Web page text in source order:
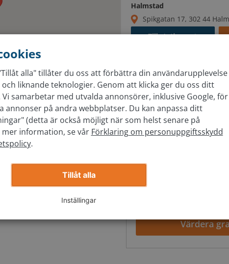
Halmstad
Spikgatan 17, 302 44
Till stationen
Gratis
Registreringsnummer
Fyll i ditt
Jag har glömt
Värdera
alla" tillåter du oss att förbättra din användarupplevelse
liknande teknologier. Genom att klicka ger du oss ditt
samarbetar med utvalda annonsörer, inklusive Google, för
annonser på andra webbplatser. Du kan anpassa ditt
(detta är också möjligt när som helst senare på
information, se vår Förklaring om personuppgiftsskydd
.
Tillåt alla
Inställingar